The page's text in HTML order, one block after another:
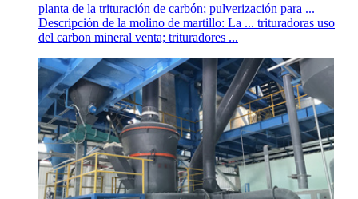
planta de la trituración de carbón; pulverización para ...
Descripción de la molino de martillo: La ... trituradoras uso
del carbon mineral venta; trituradores ...